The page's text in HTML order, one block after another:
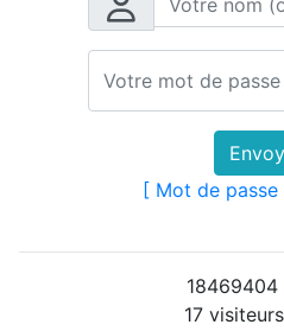
[ Mot de passe
18469404
17